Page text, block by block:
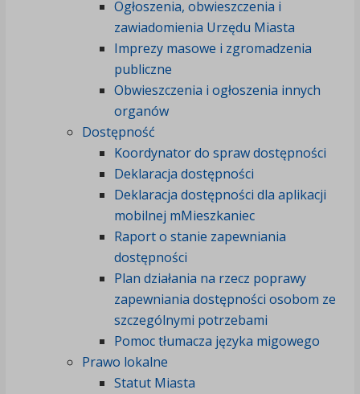
Ogłoszenia, obwieszczenia i
zawiadomienia Urzędu Miasta
Imprezy masowe i zgromadzenia
publiczne
Obwieszczenia i ogłoszenia innych
organów
Dostępność
Koordynator do spraw dostępności
Deklaracja dostępności
Deklaracja dostępności dla aplikacji
mobilnej mMieszkaniec
Raport o stanie zapewniania
dostępności
Plan działania na rzecz poprawy
zapewniania dostępności osobom ze
szczególnymi potrzebami
Pomoc tłumacza języka migowego
Prawo lokalne
Statut Miasta